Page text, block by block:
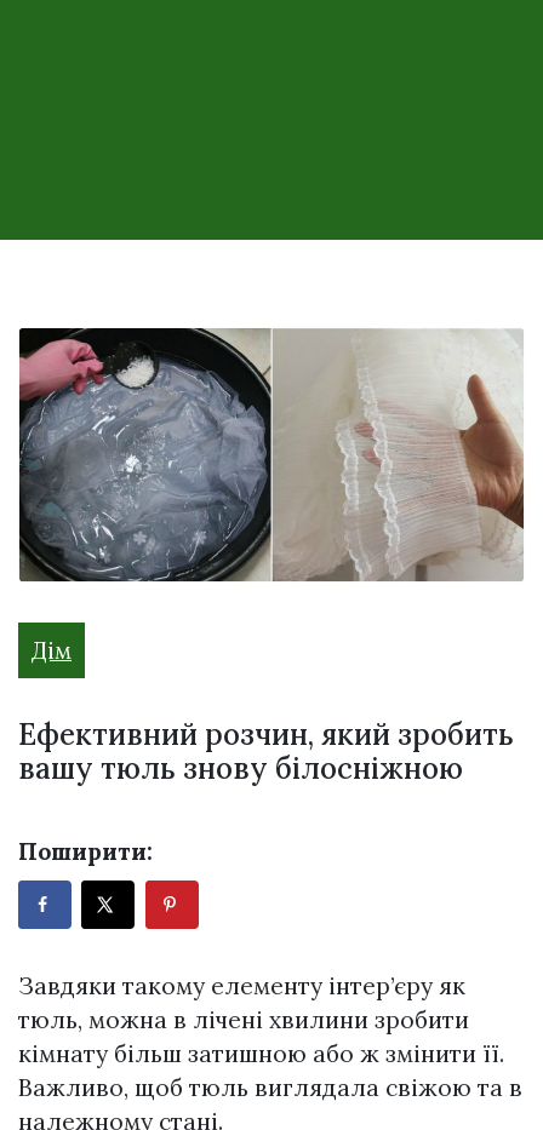
Дім
Ефективний розчин, який зробить
вашу тюль знову білосніжною
Поширити:
Завдяки такому елементу інтер’єру як
тюль, можна в лічені хвилини зробити
кімнату більш затишною або ж змінити її.
Важливо, щоб тюль виглядала свіжою та в
належному стані.